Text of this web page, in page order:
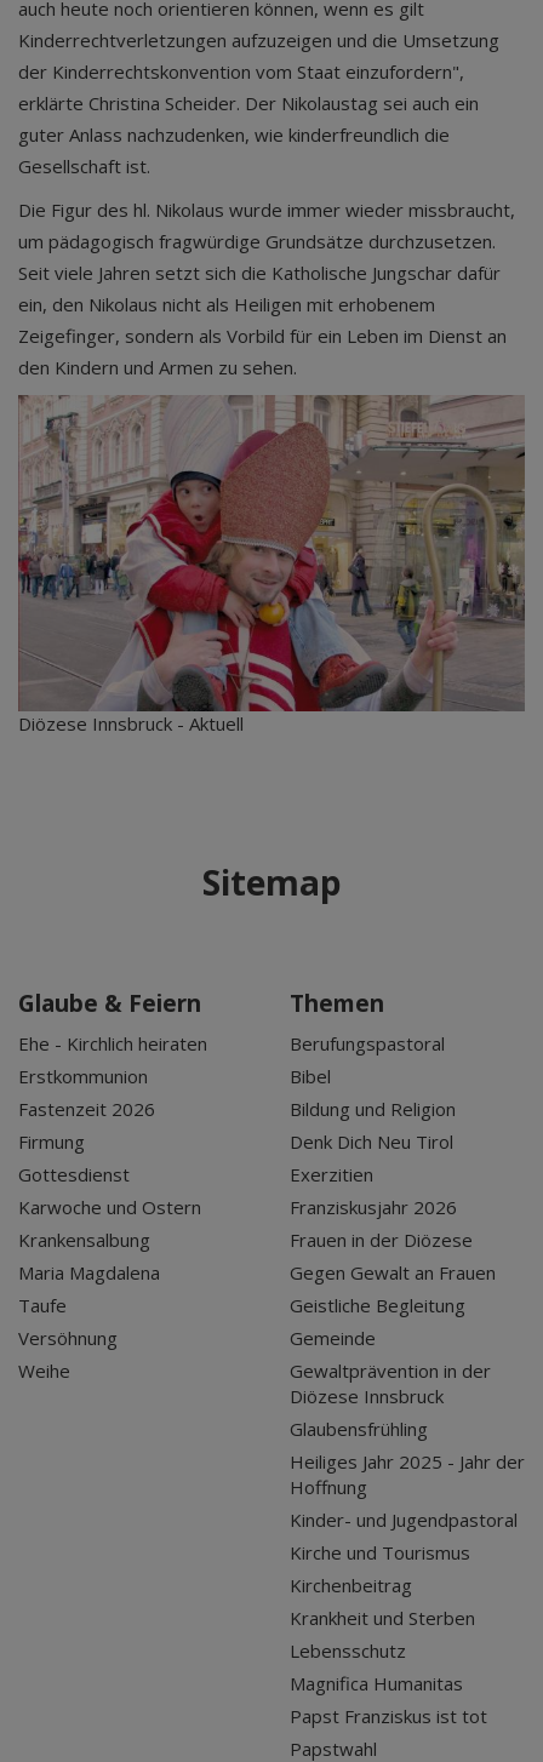
auch heute noch orientieren können, wenn es gilt
Kinderrechtverletzungen aufzuzeigen und die Umsetzung
der Kinderrechtskonvention vom Staat einzufordern",
erklärte Christina Scheider. Der Nikolaustag sei auch ein
guter Anlass nachzudenken, wie kinderfreundlich die
Gesellschaft ist.
Die Figur des hl. Nikolaus wurde immer wieder missbraucht,
um pädagogisch fragwürdige Grundsätze durchzusetzen.
Seit viele Jahren setzt sich die Katholische Jungschar dafür
ein, den Nikolaus nicht als Heiligen mit erhobenem
Zeigefinger, sondern als Vorbild für ein Leben im Dienst an
den Kindern und Armen zu sehen.
Diözese Innsbruck - Aktuell
Sitemap
Glaube & Feiern
Ehe - Kirchlich heiraten
Erstkommunion
Fastenzeit 2026
Firmung
Gottesdienst
Karwoche und Ostern
Krankensalbung
Maria Magdalena
Taufe
Versöhnung
Weihe
Themen
Berufungspastoral
Bibel
Bildung und Religion
Denk Dich Neu Tirol
Exerzitien
Franziskusjahr 2026
Frauen in der Diözese
Gegen Gewalt an Frauen
Geistliche Begleitung
Gemeinde
Gewaltprävention in der
Diözese Innsbruck
Glaubensfrühling
Heiliges Jahr 2025 - Jahr der
Hoffnung
Kinder- und Jugendpastoral
Kirche und Tourismus
Kirchenbeitrag
Krankheit und Sterben
Lebensschutz
Magnifica Humanitas
Papst Franziskus ist tot
Papstwahl